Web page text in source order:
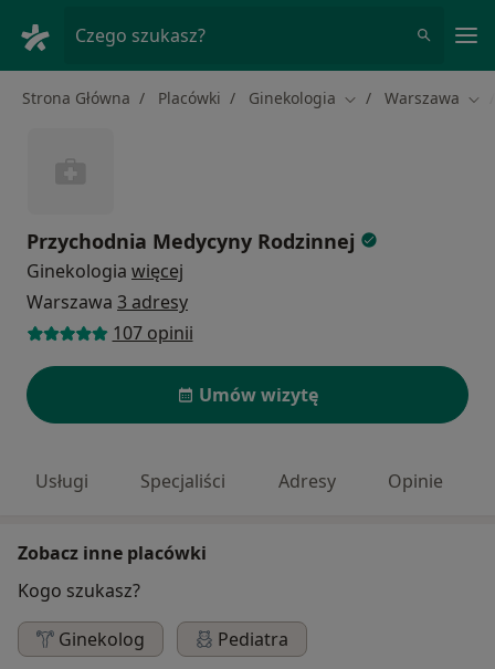
Czego szukasz?
Strona Główna Placówki Ginekologia Zmień miasto
Warszawa
Przychodnia Medycyny Rodzinnej
Ginekologia więcej
Warszawa 3 adresy
107 opinii
Umów wizytę
Usługi Specjaliści Adresy Opinie
Zobacz inne placówki
Kogo szukasz?
Ginekolog
Pediatra